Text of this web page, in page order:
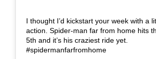
I thought I’d kickstart your week with a
action. Spider-man far from home hits
5th and it’s his craziest ride yet.
#spidermanfarfromhome